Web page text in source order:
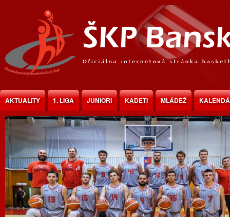
Jump to Content
AKTUALITY 1. LIGA JUNIORI KADETI MLÁDEŽ